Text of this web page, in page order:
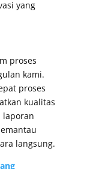
yang
proses
kami.
proses
kualitas
laporan
langsung.